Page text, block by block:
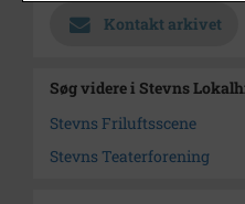
Kontakt arkivet
Søg videre i Stevns
Stevns Friluftsscene
Stevns Teaterforening